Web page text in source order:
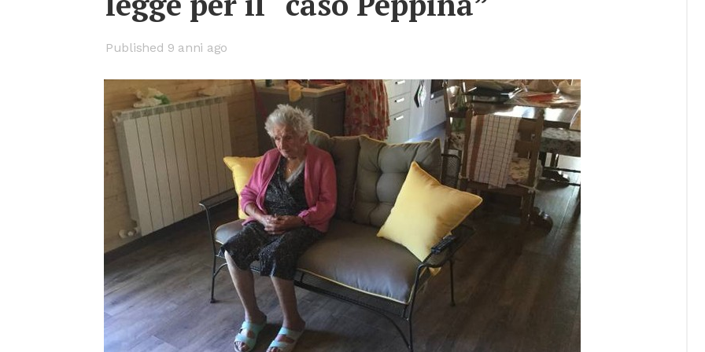
Published 9 anni ago